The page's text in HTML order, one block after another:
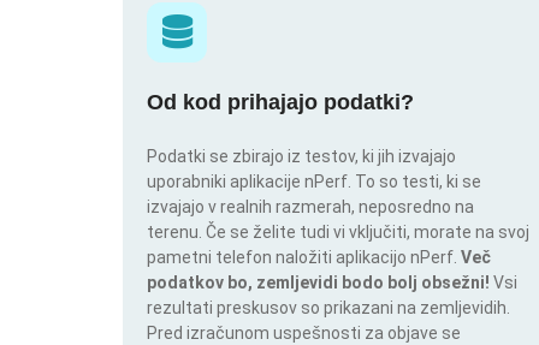
Od kod prihajajo podatki?
Podatki se zbirajo iz testov, ki jih izvajajo
uporabniki aplikacije nPerf. To so testi, ki se
izvajajo v realnih razmerah, neposredno na
terenu. Če se želite tudi vi vključiti, morate na svoj
pametni telefon naložiti aplikacijo nPerf. Več
podatkov bo, zemljevidi bodo bolj obsežni! Vsi
rezultati preskusov so prikazani na zemljevidih.
Pred izračunom uspešnosti za objave se